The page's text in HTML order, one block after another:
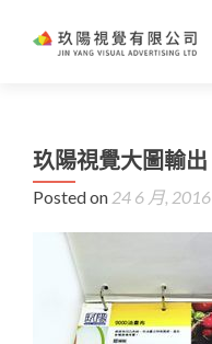
玖陽視覺大圖輸出
Posted on 24 6 月, 2016